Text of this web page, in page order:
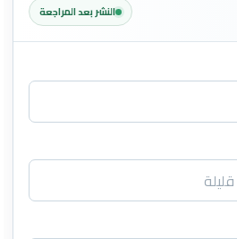
النشر بعد المراجعة